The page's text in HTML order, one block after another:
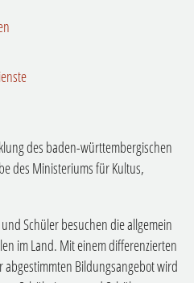
des baden-württembergischen
des Ministeriums für Kultus,
Schüler besuchen die allgemein
im Land. Mit einem differenzierten
Bildungsangebot wird